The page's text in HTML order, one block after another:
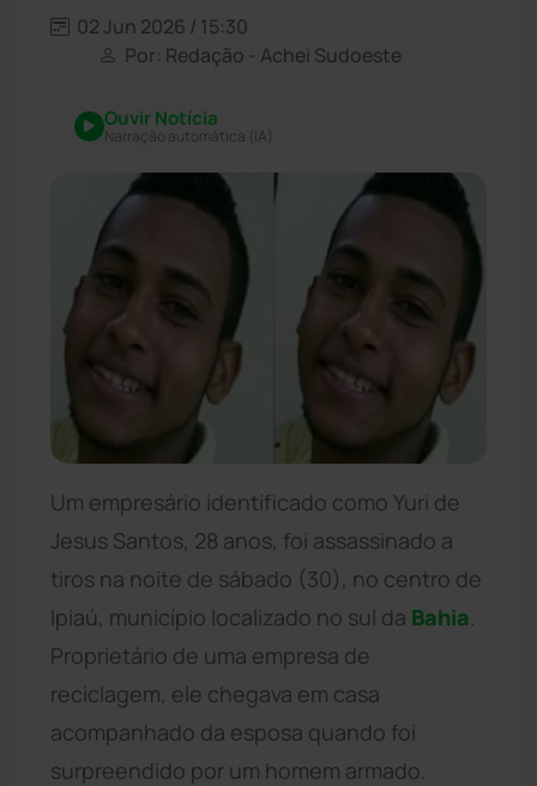
02 Jun 2026 / 15:30
Por: Redação - Achei Sudoeste
Ouvir Notícia
Narração automática (IA)
Um empresário identificado como Yuri de
Jesus Santos, 28 anos, foi assassinado a
tiros na noite de sábado (30), no centro de
Ipiaú, município localizado no sul da Bahia
Proprietário de uma empresa de
reciclagem, ele chegava em casa
acompanhado da esposa quando foi
surpreendido por um homem armado.